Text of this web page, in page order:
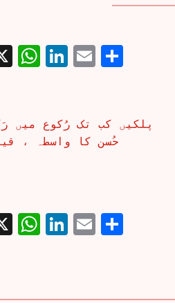
X WhatsApp
LinkedIn
EmailShare
پلکیں کب تک رُکوع میں
حُسن کا واسطہ ،
X WhatsApp
LinkedIn
EmailShare